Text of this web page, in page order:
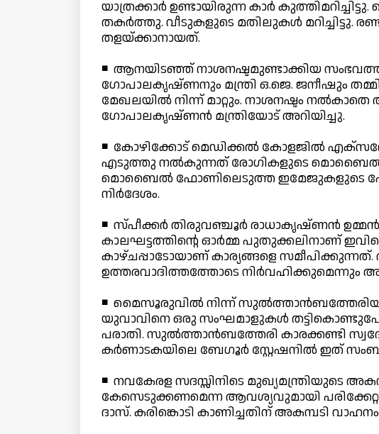
യാത്രക്കാര്‍ ഉണ്ടായിരുന്ന കാര്‍
തകര്‍ത്തു. വീടുകളുടെ മതിലുകള്‍
തളയ്ക്കാനായത്.
◾ ആനയിടഞ്ഞ് നാശനഷ്ടമുണ്ടാക്കിയ
ഗോപാലകൃഷ്ണനും മന്ത്രി ഒ.ജെ. ജനീഷും
മേഖലയില്‍ നിന്ന് മാറ്റും. നാശനഷ്ടം നല്‍കാതെ
ഗോപാലകൃഷ്ണന്‍ മന്ത്രിയോട് അറിയിച്ചു.
◾ കോഴിക്കോട് മെഡിക്കല്‍ കോളജില്‍
എടുത്തു നല്‍കുന്നത് രോഗികളുടെ മൊബൈല്‍
മൊബൈല്‍ ഫോണിലെടുത്ത ഇമേജുകളുടെ
നിര്‍ദേശം.
◾ സ്പീക്കര്‍ തിരുവഞ്ചൂര്‍ രാധാകൃഷ്ണന്‍ ഉമ്മന്‍
കാലഘട്ടത്തിന്റെ ഓര്‍മ്മ പുതുക്കലിനാണ്
കാഴ്ചപ്പാടോയാണ് കാര്യങ്ങളെ
ഉത്തരവാദിത്തത്തോടെ നിര്‍വഹിക്കുമെന്നും
◾ മൈസൂരുവില്‍ നിന്ന്
യുവാവിനെ ഒരു സംഘമാളുകള്‍
പരാതി. സുല്‍ത്താന്‍ബത്തേരി കാരക്കണ്ടി
കര്‍ണാടകയിലെ ബേഗൂര്‍ സ്റ്റേഷനില്‍ ഇത്
◾ നവകേരള സദസ്സിനിടെ മുഖ്യമന്ത്രിയുടെ
കേസെടുക്കണമെന്ന ആവശ്യവുമായി
ദാസ്. കരിങ്കൊടി കാണിച്ചതിന് അകമ്പടി വാഹനം